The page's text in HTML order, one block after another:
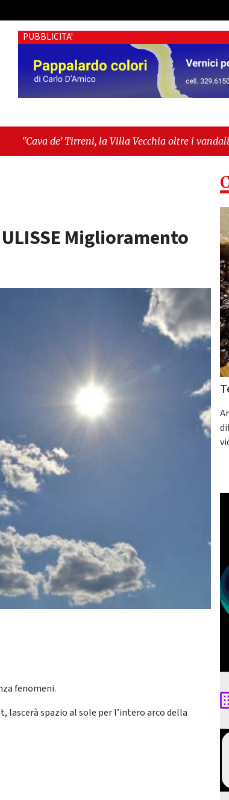
PUBBLICITA'
la Villa Vecchia oltre i vandali: il vero nodo è il
consiliare: “Serve chiarezza!”"
ULISSE Miglioramento
fenomeni.
lascerà spazio al sole per l’intero arco della